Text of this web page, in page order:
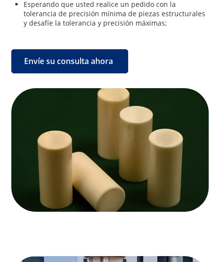
Esperando que usted realice un pedido con la
tolerancia de precisión mínima de piezas estructurales
y desafíe la tolerancia y precisión máximas;
Envíe su consulta ahora